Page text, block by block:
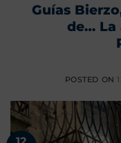
Guías
de… La
POSTED ON